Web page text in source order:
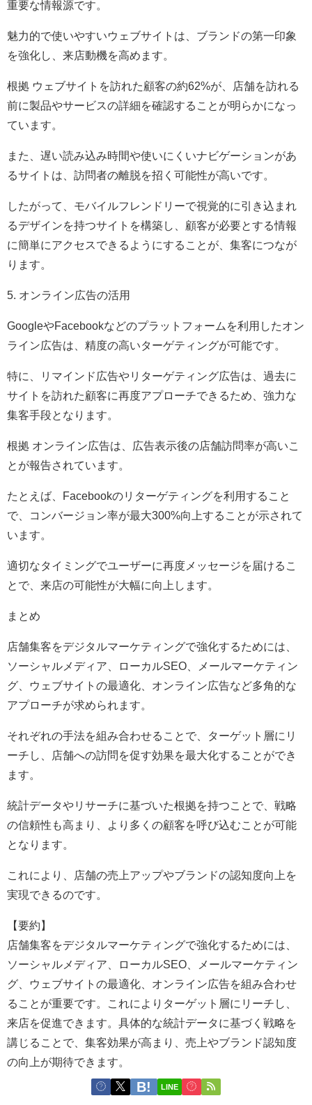
重要な情報源です。
魅力的で使いやすいウェブサイトは、ブランドの第一印象
を強化し、来店動機を高めます。
根拠 ウェブサイトを訪れた顧客の約62%が、店舗を訪れる
前に製品やサービスの詳細を確認することが明らかになっ
ています。
また、遅い読み込み時間や使いにくいナビゲーションがあ
るサイトは、訪問者の離脱を招く可能性が高いです。
したがって、モバイルフレンドリーで視覚的に引き込まれ
るデザインを持つサイトを構築し、顧客が必要とする情報
に簡単にアクセスできるようにすることが、集客につなが
ります。
5. オンライン広告の活用
GoogleやFacebookなどのプラットフォームを利用したオン
ライン広告は、精度の高いターゲティングが可能です。
特に、リマインド広告やリターゲティング広告は、過去に
サイトを訪れた顧客に再度アプローチできるため、強力な
集客手段となります。
根拠 オンライン広告は、広告表示後の店舗訪問率が高いこ
とが報告されています。
たとえば、Facebookのリターゲティングを利用すること
で、コンバージョン率が最大300%向上することが示されて
います。
適切なタイミングでユーザーに再度メッセージを届けるこ
とで、来店の可能性が大幅に向上します。
まとめ
店舗集客をデジタルマーケティングで強化するためには、
ソーシャルメディア、ローカルSEO、メールマーケティン
グ、ウェブサイトの最適化、オンライン広告など多角的な
アプローチが求められます。
それぞれの手法を組み合わせることで、ターゲット層にリ
ーチし、店舗への訪問を促す効果を最大化することができ
ます。
統計データやリサーチに基づいた根拠を持つことで、戦略
の信頼性も高まり、より多くの顧客を呼び込むことが可能
となります。
これにより、店舗の売上アップやブランドの認知度向上を
実現できるのです。
【要約】
店舗集客をデジタルマーケティングで強化するためには、
ソーシャルメディア、ローカルSEO、メールマーケティン
グ、ウェブサイトの最適化、オンライン広告を組み合わせ
ることが重要です。これによりターゲット層にリーチし、
来店を促進できます。具体的な統計データに基づく戦略を
講じることで、集客効果が高まり、売上やブランド認知度
の向上が期待できます。
LINE